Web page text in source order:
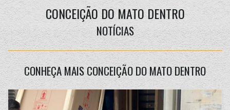
CONCEIÇÃO DO MATO DENTRO
NOTÍCIAS
CONHEÇA MAIS CONCEIÇÃO DO MATO DENTRO